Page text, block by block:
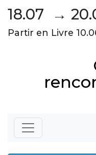
18.07 →
Partir en Livre